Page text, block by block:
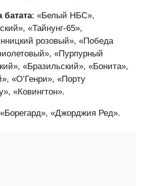
батата: «Белый НБС»,
«Тайнунг-65»,
розовый», «Победа
«Пурпурный
«Бразильский», «Бонита»,
«О’Генри», «Порту
«Ковингтон».
«Джорджия Ред».